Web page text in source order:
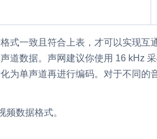
进行高拟
实时音视
和更优秀的
一站式实
SDK 拓展
拓展 SDK
互动效果
式一致且符合上表，才可以实现
道数据。声网建议你使用 16 kHz
为单声道再进行编码。对于不同的
频数据格式。